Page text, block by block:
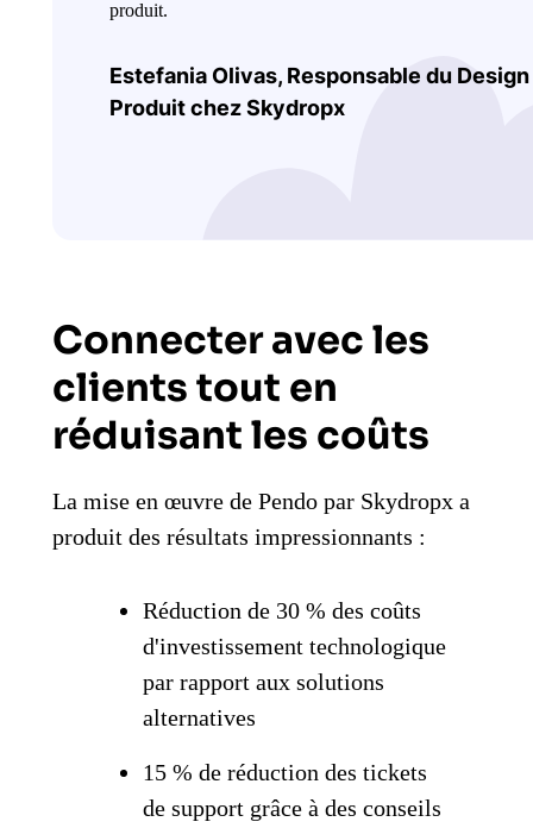
produit.
Estefania Olivas, Responsable du Design
Produit chez Skydropx
Connecter avec les
clients tout en
réduisant les coûts
La mise en œuvre de Pendo par Skydropx a
produit des résultats impressionnants :
Réduction de 30 % des coûts
d'investissement technologique
par rapport aux solutions
alternatives
15 % de réduction des tickets
de support grâce à des conseils